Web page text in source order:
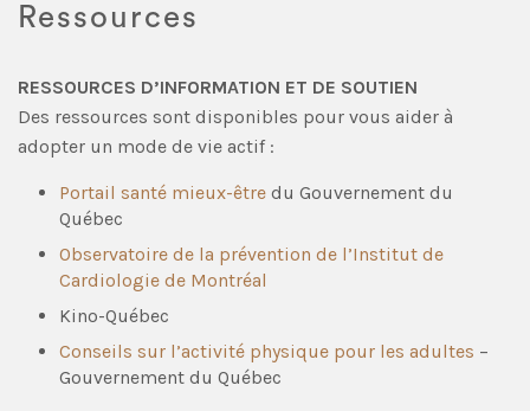
Ressources
RESSOURCES D’INFORMATION ET DE SOUTIEN
Des ressources sont disponibles pour vous aider à
adopter un mode de vie actif :
Portail santé mieux-être du Gouvernement du
Québec
Observatoire de la prévention de l’Institut de
Cardiologie de Montréal
Kino-Québec
Conseils sur l’activité physique pour les adultes –
Gouvernement du Québec